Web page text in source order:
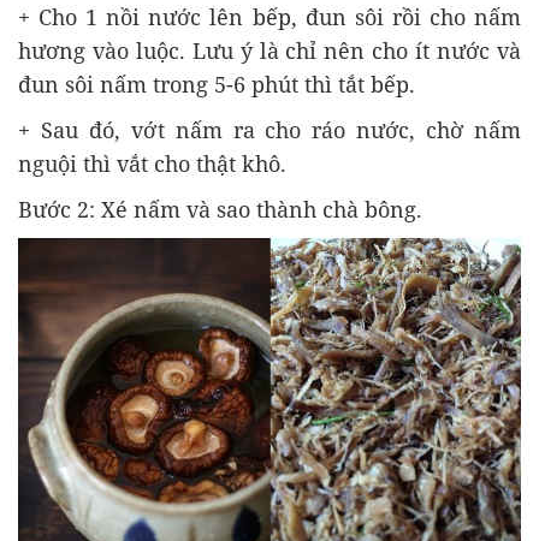
+ Cho 1 nồi nước lên bếp, đun sôi rồi cho nấm
hương vào luộc. Lưu ý là chỉ nên cho ít nước và
đun sôi nấm trong 5-6 phút thì tắt bếp.
+ Sau đó, vớt nấm ra cho ráo nước, chờ nấm
nguội thì vắt cho thật khô.
Bước 2: Xé nấm và sao thành chà bông.